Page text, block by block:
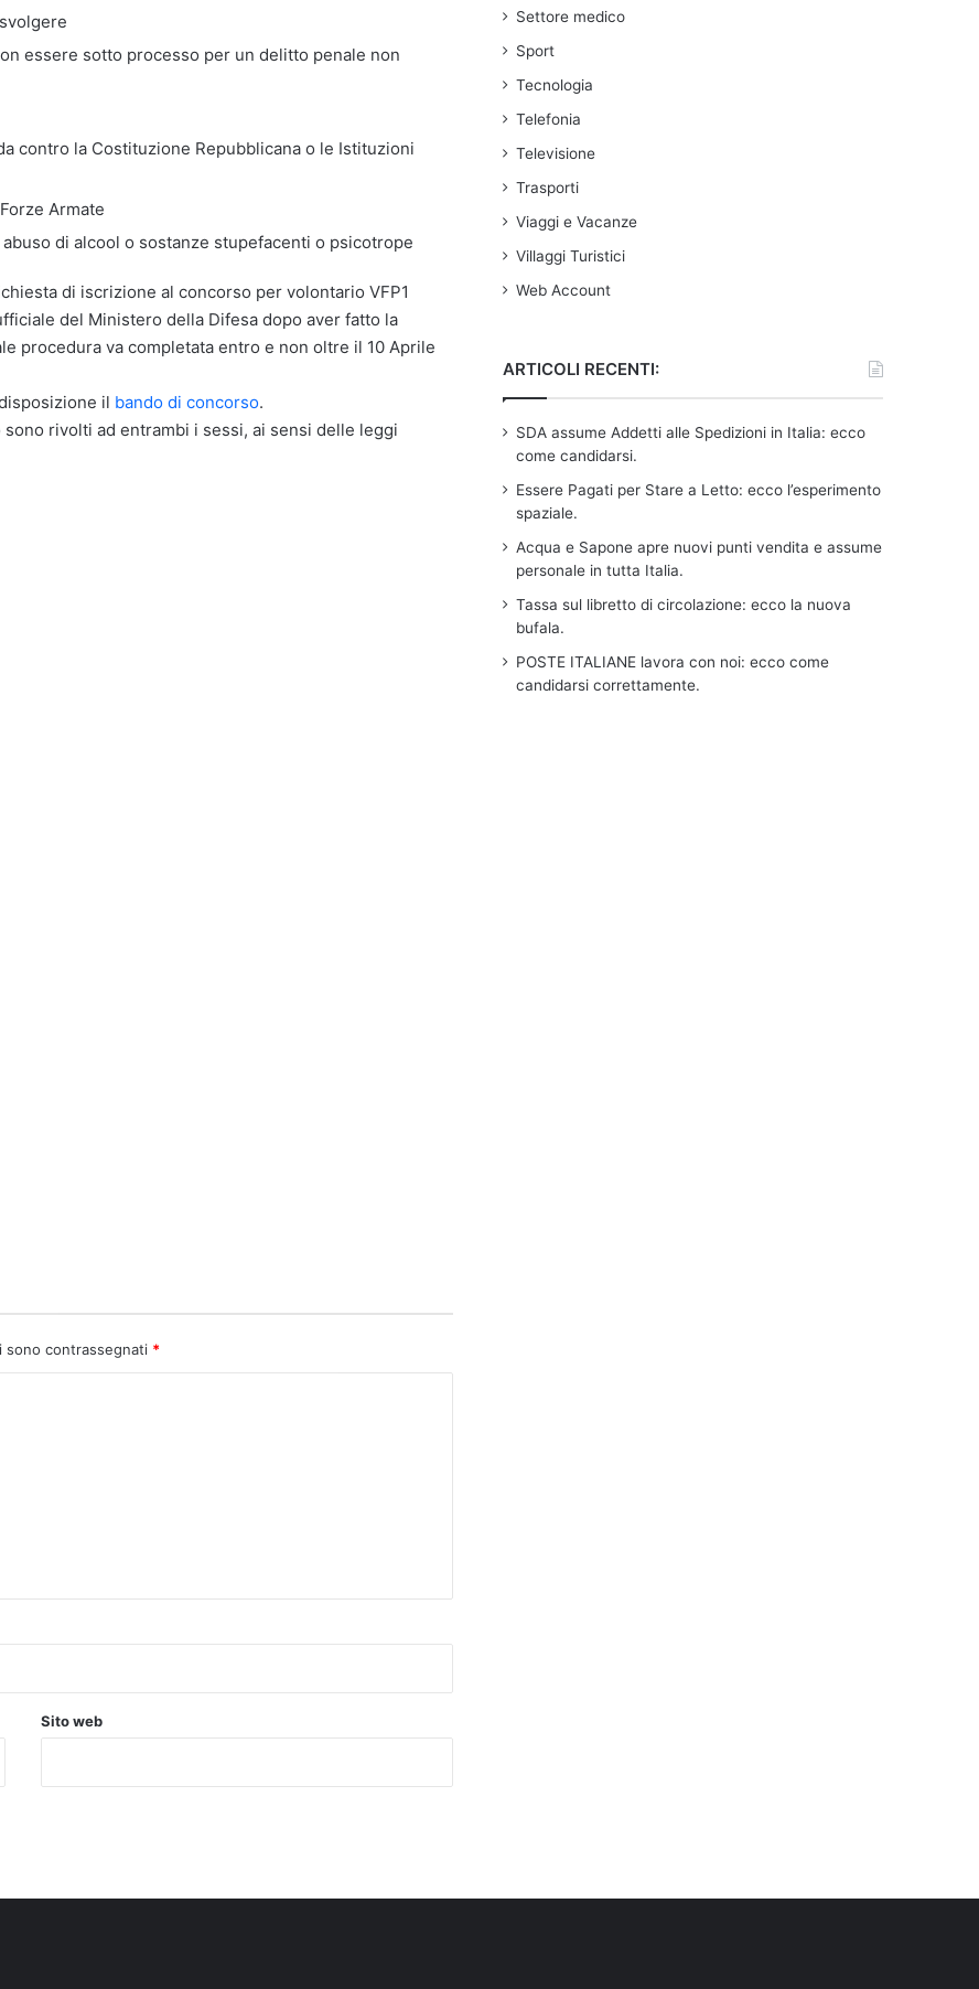
essere sotto processo per un delitto penale non
contro la Costituzione Repubblicana o le Istituzioni
Armate
di alcool o sostanze stupefacenti o psicotrope
di iscrizione al concorso per volontario VFP1
del Ministero della Difesa dopo aver fatto la
procedura va completata entro e non oltre il 10 Aprile
il bando di concorso.
rivolti ad entrambi i sessi, ai sensi delle leggi
sono contrassegnati *
Sito web
Settore medico
Sport
Tecnologia
Telefonia
Televisione
Trasporti
Viaggi e Vacanze
Villaggi Turistici
Web Account
ARTICOLI RECENTI:
SDA assume Addetti alle Spedizioni in Italia: ecco
come candidarsi.
Essere Pagati per Stare a Letto: ecco l’esperimento
spaziale.
Acqua e Sapone apre nuovi punti vendita e assume
personale in tutta Italia.
Tassa sul libretto di circolazione: ecco la nuova
bufala.
POSTE ITALIANE lavora con noi: ecco come
candidarsi correttamente.